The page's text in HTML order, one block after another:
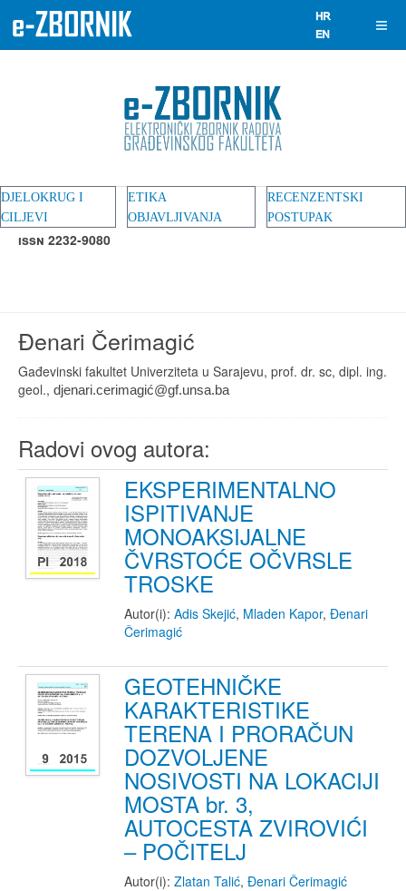
DJELOKRUG I
CILJEVI
ETIKA
OBJAVLJIVANJA
RECENZENTSKI
POSTUPAK
ISSN 2232-9080
Đenari Čerimagić
Gađevinski fakultet Univerziteta u Sarajevu, prof. dr. sc, dipl. ing.
geol., djenari.cerimagić@gf.unsa.ba
Radovi ovog autora:
EKSPERIMENTALNO
ISPITIVANJE
MONOAKSIJALNE
ČVRSTOĆE OČVRSLE
TROSKE
Autor(i): Adis Skejić, Mladen Kapor, Đenari
Čerimagić
GEOTEHNIČKE
KARAKTERISTIKE
TERENA I PRORAČUN
DOZVOLJENE
NOSIVOSTI NA LOKACIJI
MOSTA br. 3,
AUTOCESTA ZVIROVIĆI
– POČITELJ
Autor(i): Zlatan Talić, Đenari Čerimagić